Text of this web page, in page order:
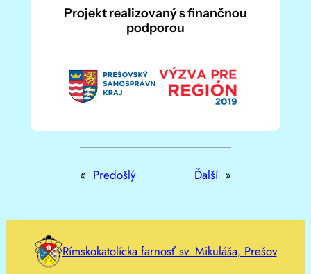
Projekt realizovaný s finančnou
podporou
« Predošlý Ďalší »
Rímskokatolícka farnosť sv. Mikuláša, Prešov